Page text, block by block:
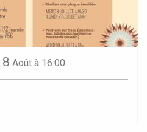
8 Août à 16:00